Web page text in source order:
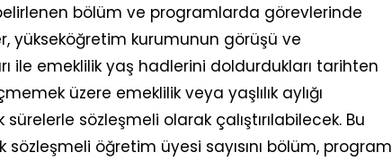
bölüm ve programlarda görevlerinde
yükseköğretim kurumunun görüşü ve
ile emeklilik yaş hadlerini doldurdukları tarihten
üzere emeklilik veya yaşlılık aylığı
sürelerle sözleşmeli olarak çalıştırılabilecek. Bu
sözleşmeli öğretim üyesi sayısını bölüm, program